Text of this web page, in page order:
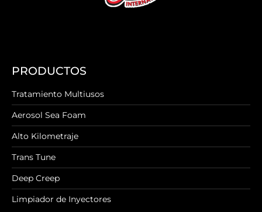
PRODUCTOS
Tratamiento Multiusos
Aerosol Sea Foam
Alto Kilometraje
Trans Tune
Deep Creep
Limpiador de Inyectores